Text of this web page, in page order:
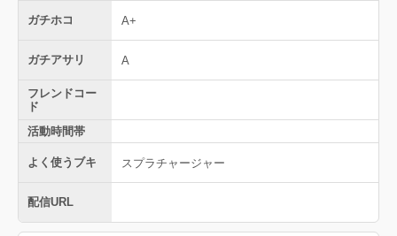
ガチホコ A+
ガチアサリ A
フレンドコー
ド
活動時間帯
よく使うブキ スプラチャージャー
配信URL